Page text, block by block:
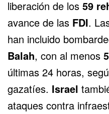
liberación de los 59
avance de las FDI.
han incluido
Balah, con al menos
últimas 24 horas,
gazatíes. Israel
ataques contra